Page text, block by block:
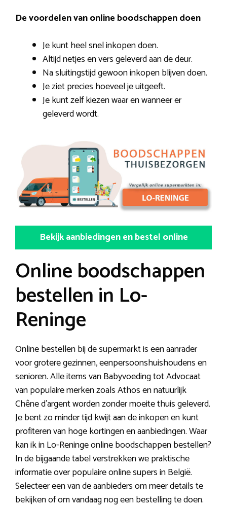
De voordelen van online boodschappen doen
Je kunt heel snel inkopen doen.
Altijd netjes en vers geleverd aan de deur.
Na sluitingstijd gewoon inkopen blijven doen.
Je ziet precies hoeveel je uitgeeft.
Je kunt zelf kiezen waar en wanneer er
geleverd wordt.
Bekijk aanbiedingen en bestel online
Online boodschappen
bestellen in Lo-
Reninge
Online bestellen bij de supermarkt is een aanrader
voor grotere gezinnen, eenpersoonshuishoudens en
senioren. Alle items van Babyvoeding tot Advocaat
van populaire merken zoals Athos en natuurlijk
Chêne d’argent worden zonder moeite thuis geleverd.
Je bent zo minder tijd kwijt aan de inkopen en kunt
profiteren van hoge kortingen en aanbiedingen. Waar
kan ik in Lo-Reninge online boodschappen bestellen?
In de bijgaande tabel verstrekken we praktische
informatie over populaire online supers in België.
Selecteer een van de aanbieders om meer details te
bekijken of om vandaag nog een bestelling te doen.